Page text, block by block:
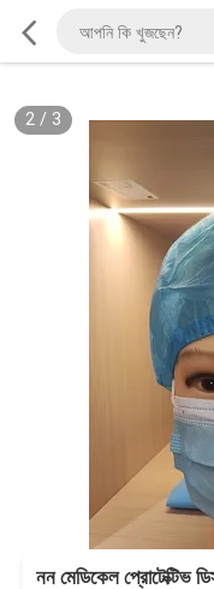
2/ 3
নন মেডিকেল প্রোটেক্টিভ